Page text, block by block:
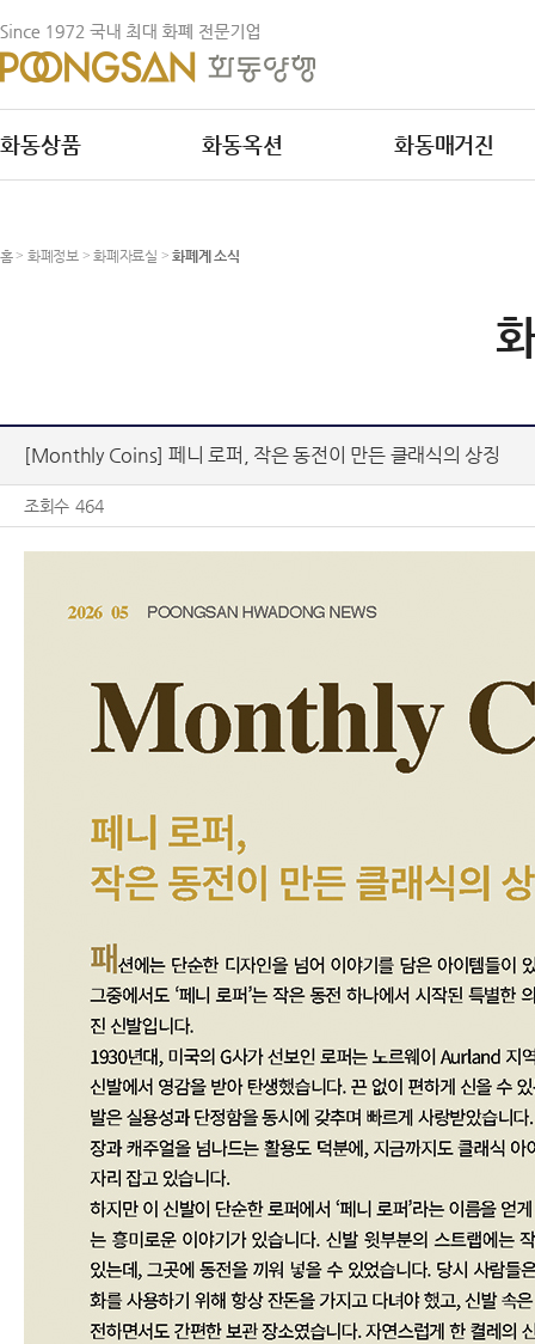
화동상품 화동옥션 화동매거진
홈> 화폐정보 >화폐자료실 >화폐계 소식
[Monthly Coins] 페니 로퍼, 작은 동전이 만든 클래식의 상징
조회수 464